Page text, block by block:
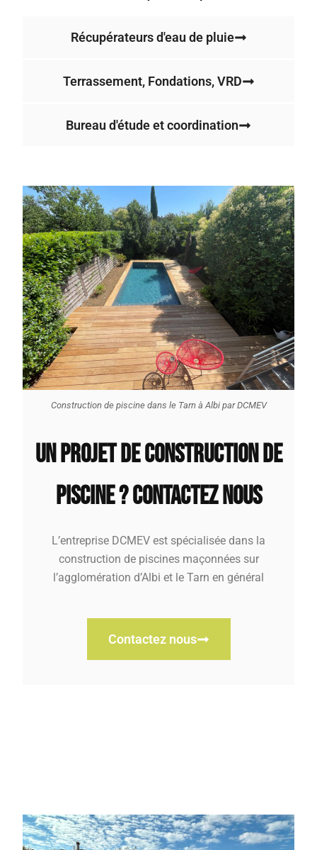
Récupérateurs d'eau de pluie
Terrassement, Fondations, VRD
Bureau d'étude et coordination
Construction de piscine dans le Tarn à Albi par DCMEV
UN PROJET DE CONSTRUCTION DE
PISCINE ? CONTACTEZ NOUS
L’entreprise DCMEV est spécialisée dans la
construction de piscines maçonnées sur
l’agglomération d’Albi et le Tarn en général
Contactez nous